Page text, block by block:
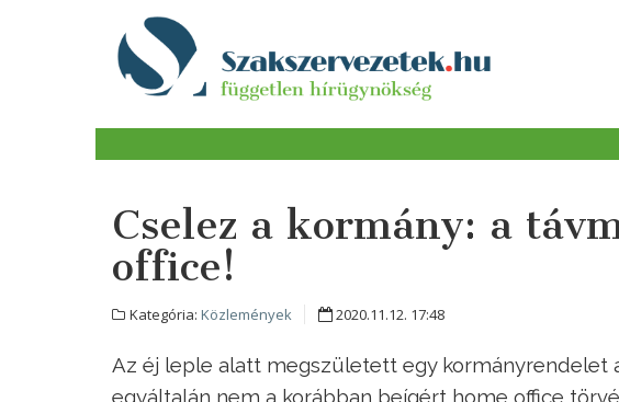
Cselez a kormány: a
office!
Kategória: Közlemények 2020.11.12. 17:48
Az éj leple alatt megszületett egy kormányrendelet
egyáltalán nem a korábban beígért home office